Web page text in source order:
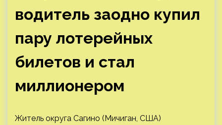
водитель заодно купил
пару лотерейных
билетов и стал
миллионером
Житель округа Сагино (Мичиган, США)